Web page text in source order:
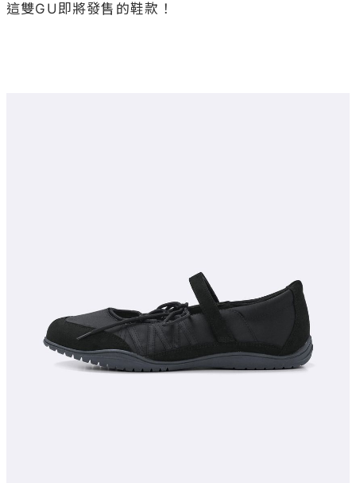
這雙GU即將發售的鞋款！